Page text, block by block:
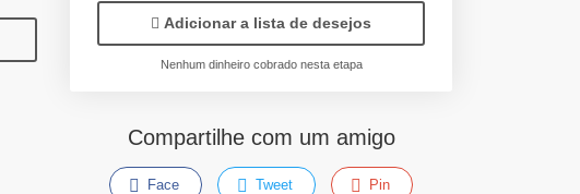
Adicionar a lista de desejos
Nenhum dinheiro cobrado nesta etapa
Compartilhe com um amigo
Face Tweet Pin